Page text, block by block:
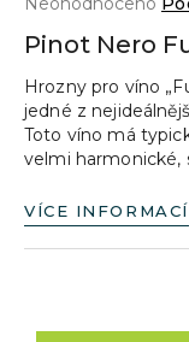
produktu
0,0
z
5
hvězdiček.
Pinot Nero
Hrozny pro víno
jedné z
Toto víno má
velmi harmonické,
VÍCE INFORMACÍ
a
j
í
t
?